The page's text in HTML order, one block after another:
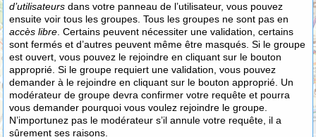
d’utilisateurs dans votre panneau de l’utilisateur, vous pouvez
ensuite voir tous les groupes. Tous les groupes ne sont pas en
accès libre . Certains peuvent nécessiter une validation, certains
sont fermés et d’autres peuvent même être masqués. Si le groupe
est ouvert, vous pouvez le rejoindre en cliquant sur le bouton
approprié. Si le groupe requiert une validation, vous pouvez
demander à le rejoindre en cliquant sur le bouton approprié. Un
modérateur de groupe devra confirmer votre requête et pourra
vous demander pourquoi vous voulez rejoindre le groupe.
N’importunez pas le modérateur s’il annule votre requête, il a
sûrement ses raisons.